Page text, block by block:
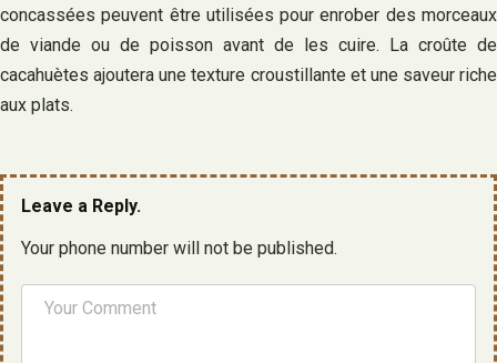
concassées peuvent être utilisées pour enrober des morceaux
de viande ou de poisson avant de les cuire. La croûte de
cacahuètes ajoutera une texture croustillante et une saveur riche
aux plats.
Leave a Reply.
Your phone number will not be published.